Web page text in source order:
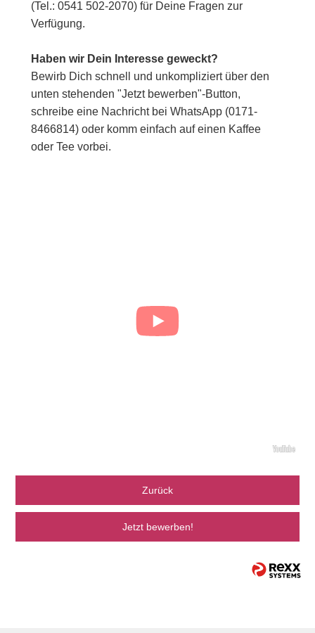
(Tel.: 0541 502-2070) für Deine Fragen zur
Verfügung.
Haben wir Dein Interesse geweckt?
Bewirb Dich schnell und unkompliziert über den
unten stehenden "Jetzt bewerben"-Button,
schreibe eine Nachricht bei WhatsApp (0171-
8466814) oder komm einfach auf einen Kaffee
oder Tee vorbei.
Zurück
Jetzt bewerben!